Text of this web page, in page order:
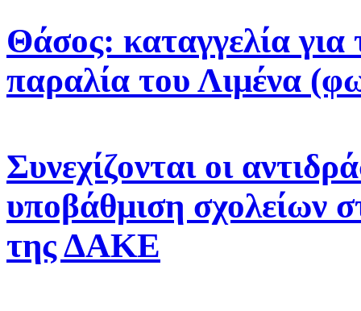
Θάσος: καταγγελία για
παραλία του Λιμένα
Συνεχίζονται οι
υποβάθμιση σχολείων
της ΔΑΚΕ